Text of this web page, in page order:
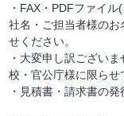
・FAX・PDFファイ
社名・ご担当者様の
せください。
・大変申し訳ござい
校・官公庁様に限らせ
・見積書・請求書の発